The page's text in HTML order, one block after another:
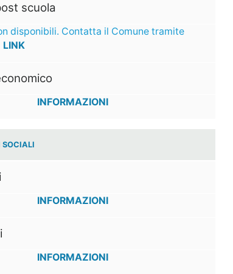
scuola
disponibili. Contatta il Comune tramite
LINK
INFORMAZIONI
SOCIALI
INFORMAZIONI
INFORMAZIONI